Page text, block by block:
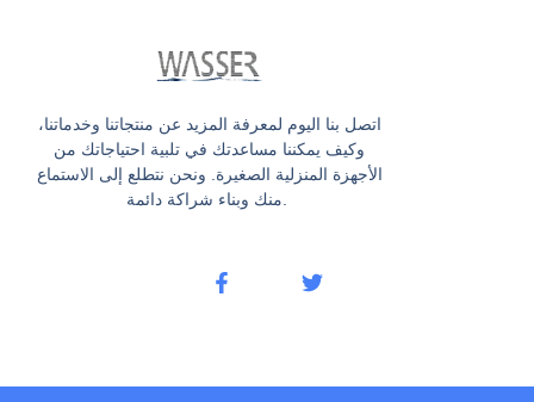
اتصل بنا اليوم لمعرفة المزيد عن منتجاتنا وخدماتنا،
وكيف يمكننا مساعدتك في تلبية احتياجاتك من
الأجهزة المنزلية الصغيرة. ونحن نتطلع إلى الاستماع